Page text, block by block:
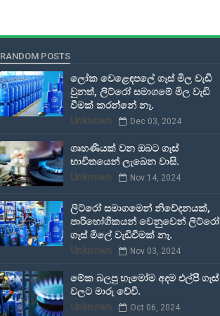
RANDOM POSTS
ලෝක වෙළෙඳපලේ ගෑස් මිල වැඩි
වුනත්, ලිට්රෝ සමාගමේ මිල වැඩි
වීමක් කරන්නේ නෑ.
Unknown Dec 03, 2024
ගෘහණියක් වන ඔබට ගෑස්
භාවිතයෙන් ලැබෙන වාසි.
Unknown Nov 14, 2024
ලිට්රෝ සමාගමෙන් නිවේදනයක්,
පාරිභෝගිකයන් වෙනුවෙන් ලිට්රෝ
ගෑස් මිලේ වැඩිවීමක් නෑ.
Unknown Nov 03, 2024
මේක බලපු හැමෝම අදම එල්පී ගෑස්
වලට මාරු වේවි.
Unknown Oct 06, 2024